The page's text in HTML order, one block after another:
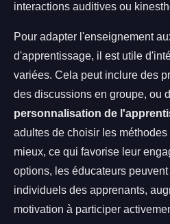
interactions auditives ou
Pour adapter l'enseignement
d'apprentissage, il est utile
variées. Cela peut inclure des
des discussions en groupe, ou
personnalisation de
adultes de choisir les
mieux, ce qui favorise leur
options, les éducateurs
individuels des apprenants,
motivation à participer